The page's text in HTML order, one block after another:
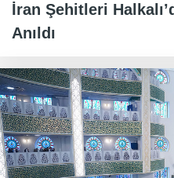
İran Şehitleri
Anıldı